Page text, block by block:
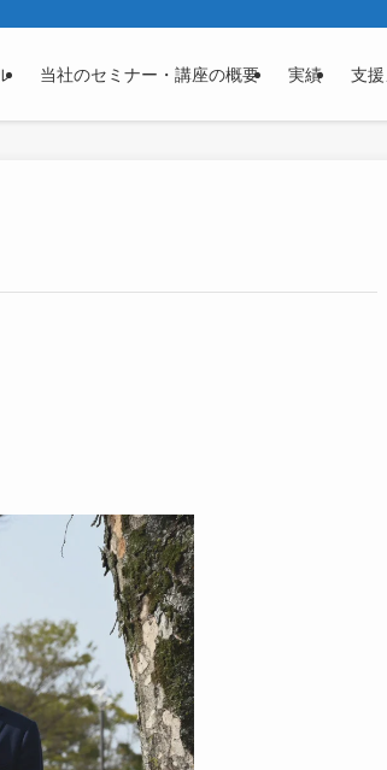
当社のセミナー・講座の概要 実績 支